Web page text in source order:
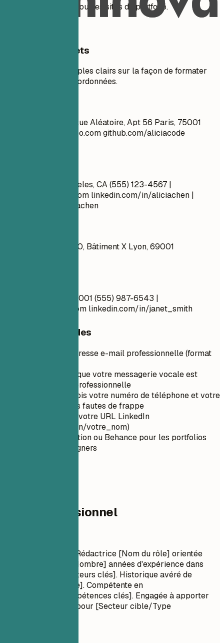
ArtStation, Behance ou des sites de portfolio.
Exemples concrets
Consultez des exemples clairs sur la façon de formater
efficacement vos coordonnées.
Jean Dupont 1234 Rue Aléatoire, Apt 56 Paris, 75001
cool_guy_99@yahoo.comgithub.com/aliciacode
Alicia Chen Los Angeles, CA (555) 123-4567 |
alicia.chen@email.com linkedin.com/in/aliciachen |
artstation.com/aliciachen
Jane Smith Suite 890, Bâtiment X Lyon, 69001
Jane Smith Lyon, 69001 (555) 987-6543 |
jane.smith@email.com linkedin.com/in/janet_smith
Conseils rapides
Utilisez une adresse e-mail professionnelle (format
Assurez-vous que votre messagerie vocale est
configurée et professionnelle
Vérifiez deux fois votre numéro de téléphone et votre
e-mail pour les fautes de frappe
Personnalisez votre URL LinkedIn
(linkedin.com/in/votre_nom)
Utilisez ArtStation ou Behance pour les portfolios
d'artistes/designers
Profil professionnel
Titre Professionnel Rédactrice [Nom du rôle] orientée
résultats, forte de [Nombre] années d'expérience dans
[Compétences/Secteurs clés]. Historique avéré de
[Réalisation majeure]. Compétente en
[Technologies/Compétences clés]. Engagée à apporter
[Valeur spécifique] pour [Secteur cible/Type